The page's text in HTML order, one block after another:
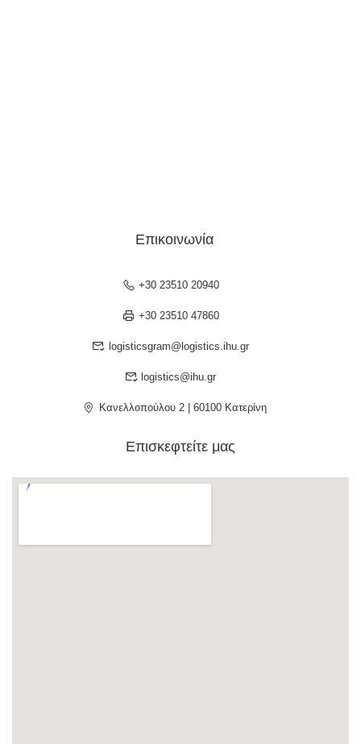
Επικοινωνία
+30 23510 20940
+30 23510 47860
logisticsgram@logistics.ihu.gr
logistics@ihu.gr
Κανελλοπούλου 2 | 60100 Κατερίνη
Επισκεφτείτε μας